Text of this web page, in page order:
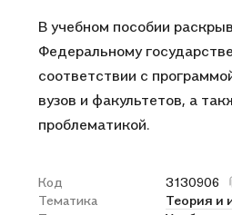
В учебном пособии
Федеральному
соответствии с
вузов и факультетов, а
проблематикой.
Код
3130906
Тематика
Теория и